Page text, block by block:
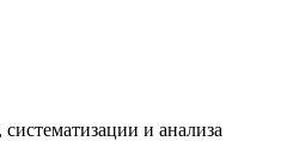
и анализа